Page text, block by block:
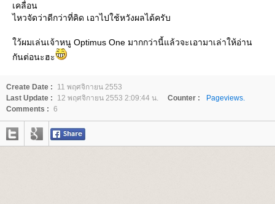
เคลื่อน
ไหวจัดว่าดีกว่าที่คิด เอาไปใช้หวังผลได้ครับ
ว้ผมเล่นเจ้าหนู Optimus One มากกว่านี้แล้วจะเอามาเล่าให้อ่าน
กันต่อนะฮะ
Create Date :
11 พฤศจิกายน 2553
Last Update :
12 พฤศจิกายน 2553 2:09:44 น. Counter :
Pageviews.
Comments : 6